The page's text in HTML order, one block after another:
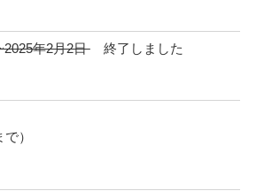
し、隈と髙田の響き合うデザイ
ます。
教寺で進行中の「はづき茶屋プ
隈が敬愛する武田五一が設計し
起源とします。茶屋の名の由来
年2月2日
終了しました
）